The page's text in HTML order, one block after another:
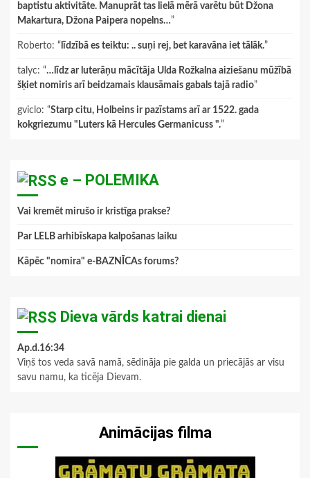
baptistu aktivitāte. Manuprāt tas lielā mērā varētu būt Džona
Makartura, Džona Paipera nopelns…”
Roberto: “ līdzībā es teiktu: .. suņi rej, bet karavāna iet tālāk.”
talyc: “…līdz ar luterāņu mācītāja Ulda Rožkalna aiziešanu mūžībā
šķiet nomiris arī beidzamais klausāmais gabals tajā radio”
gviclo: “Starp citu, Holbeins ir pazīstams arī ar 1522. gada
kokgriezumu "Luters kā Hercules Germanicuss ".”
e – POLEMIKA
Vai kremēt mirušo ir kristīga prakse?
Par LELB arhibīskapa kalpošanas laiku
Kāpēc "nomira" e-BAZNĪCAs forums?
Dieva vārds katrai dienai
Ap.d.16:34
Viņš tos veda savā namā, sēdināja pie galda un priecājās ar visu
savu namu, ka ticēja Dievam.
Animācijas filma